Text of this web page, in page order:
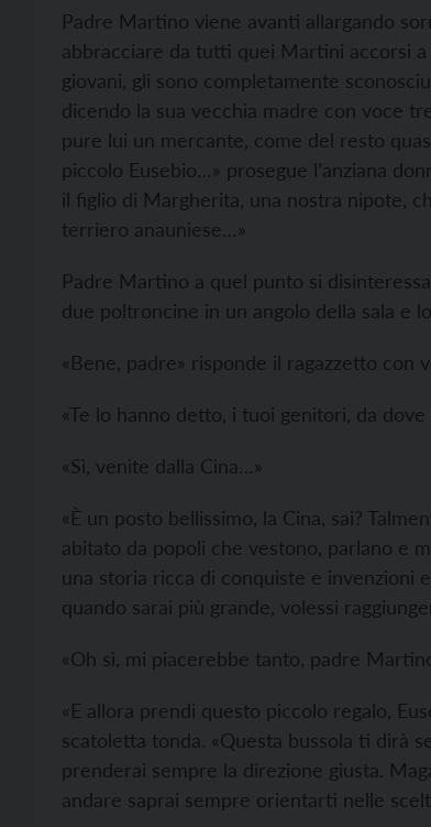
Padre Martino viene avanti allargando
abbracciare da tutti quei Martini accorsi
giovani, gli sono completamente
dicendo la sua vecchia madre con voce
pure lui un mercante, come del resto
piccolo Eusebio…» prosegue l’anziana
il figlio di Margherita, una nostra nipote,
terriero anauniese…»
Padre Martino a quel punto si
due poltroncine in un angolo della sala e
«Bene, padre» risponde il ragazzetto con
«Te lo hanno detto, i tuoi genitori, da dove
«Sì, venite dalla Cina…»
«È un posto bellissimo, la Cina, sai?
abitato da popoli che vestono, parlano e
una storia ricca di conquiste e invenzioni
quando sarai più grande, volessi
«Oh sì, mi piacerebbe tanto, padre
«E allora prendi questo piccolo regalo,
scatoletta tonda. «Questa bussola ti dirà
prenderai sempre la direzione giusta.
andare saprai sempre orientarti nelle